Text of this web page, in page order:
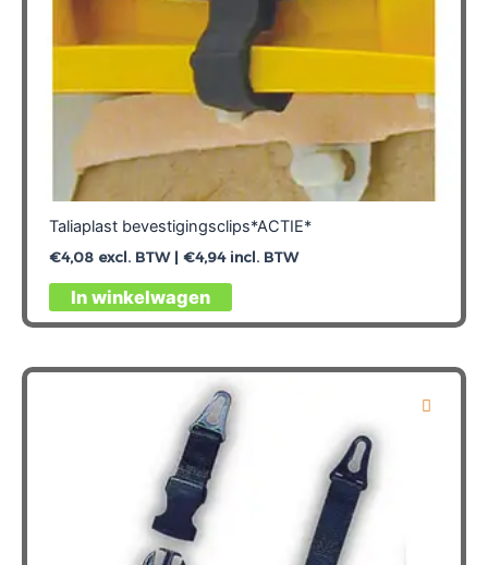
Taliaplast bevestigingsclips*ACTIE*
€4,08excl. BTW | €4,94incl. BTW
In winkelwagen